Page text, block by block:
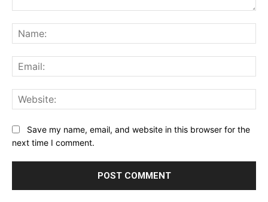
Save my name, email, and website in this browser for the
next time I comment.